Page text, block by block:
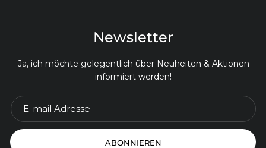
Newsletter
Ja, ich möchte gelegentlich über Neuheiten & Aktionen
informiert werden!
ABONNIEREN